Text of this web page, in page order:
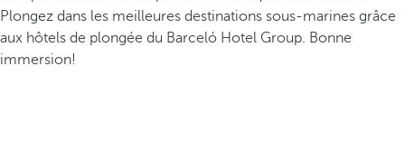
Plongez dans les meilleures destinations sous-marines grâce
aux hôtels de plongée du Barceló Hotel Group. Bonne
immersion!